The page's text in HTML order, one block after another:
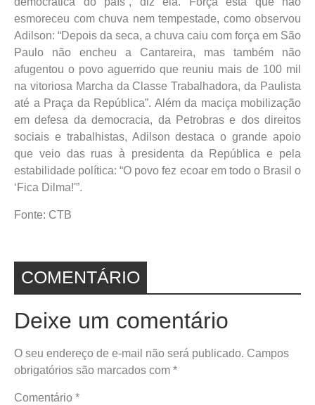
esmoreceu com chuva nem tempestade, como observou
Adilson: “Depois da seca, a chuva caiu com força em São
Paulo não encheu a Cantareira, mas também não
afugentou o povo aguerrido que reuniu mais de 100 mil
na vitoriosa Marcha da Classe Trabalhadora, da Paulista
até a Praça da República”. Além da maciça mobilização
em defesa da democracia, da Petrobras e dos direitos
sociais e trabalhistas, Adilson destaca o grande apoio
que veio das ruas à presidenta da República e pela
estabilidade política: “O povo fez ecoar em todo o Brasil o
‘Fica Dilma!'”.
Fonte: CTB
COMENTÁRIO
Deixe um comentário
O seu endereço de e-mail não será publicado. Campos
obrigatórios são marcados com *
Comentário *